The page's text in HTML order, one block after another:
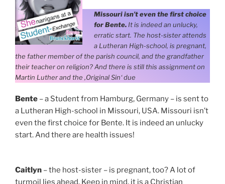
Missouri isn’t even the first choice
for Bente.It is indeed an unlucky,
erratic start. The host-sister attends
a Lutheran High-school, is pregnant,
the father member of the parish council, and the grandfather
their teacher on religion? And there is still this assignment on
Martin Luther and the ‚Original Sin‘ due
Bente – a Student from Hamburg, Germany – is sent to
a Lutheran High-school in Missouri, USA. Missouri isn’t
even the first choice for Bente. It is indeed an unlucky
start. And there are health issues!
Caitlyn – the host-sister – is pregnant, too? A lot of
turmoil lies ahead. Keep in mind, it is a Christian